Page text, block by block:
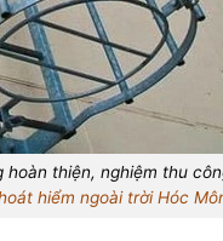
thiện, nghiệm thu
hiểm ngoài trời Hóc